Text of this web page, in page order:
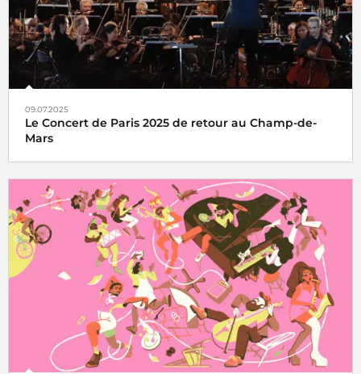
09.07.2025
Le Concert de Paris 2025 de retour au Champ-de-
Mars
Le Concert de Paris du 14 juillet revient au pied de la Tour
Eiffel toujours en direct sur France Inter, France 2 et dans
le monde entier